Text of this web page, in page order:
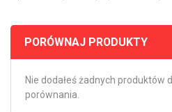
PORÓWNAJ PRODUKTY
Nie dodałeś żadnych produktów
porównania.